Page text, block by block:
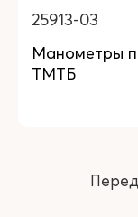
25913-03
Манометры
ТМТБ